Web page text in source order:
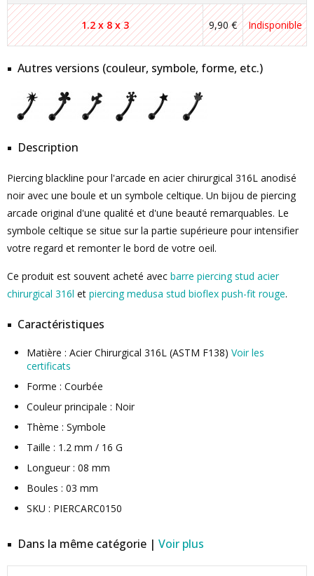
1.2 x 8 x 3 9,90 € Indisponible
Autres versions (couleur, symbole, forme, etc.)
Description
Piercing blackline pour l'arcade en acier chirurgical 316L anodisé
noir avec une boule et un symbole celtique. Un bijou de piercing
arcade original d'une qualité et d'une beauté remarquables. Le
symbole celtique se situe sur la partie supérieure pour intensifier
votre regard et remonter le bord de votre oeil.
Ce produit est souvent acheté avec barre piercing stud acier
chirurgical 316l et piercing medusa stud bioflex push-fit rouge.
Caractéristiques
Matière : Acier Chirurgical 316L (ASTM F138) Voir les
certificats
Forme : Courbée
Couleur principale : Noir
Thème : Symbole
Taille : 1.2 mm / 16 G
Longueur : 08 mm
Boules : 03 mm
SKU : PIERCARC0150
Dans la même catégorie | Voir plus